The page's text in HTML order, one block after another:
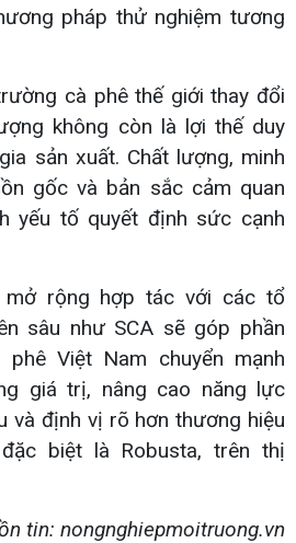
pháp thử nghiệm tương
cà phê thế giới thay đổi
không còn là lợi thế duy
sản xuất. Chất lượng, minh
gốc và bản sắc cảm quan
yếu tố quyết định sức cạnh
mở rộng hợp tác với các tổ
sâu như SCA sẽ góp phần
Việt Nam chuyển mạnh
giá trị, nâng cao năng lực
và định vị rõ hơn thương hiệu
biệt là Robusta, trên thị
tin: nongnghiepmoitruong.vn